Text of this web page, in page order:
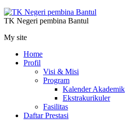
TK Negeri pembina Bantul
My site
Home
Profil
Visi & Misi
Program
Kalender Akademik
Ekstrakurikuler
Fasilitas
Daftar Prestasi